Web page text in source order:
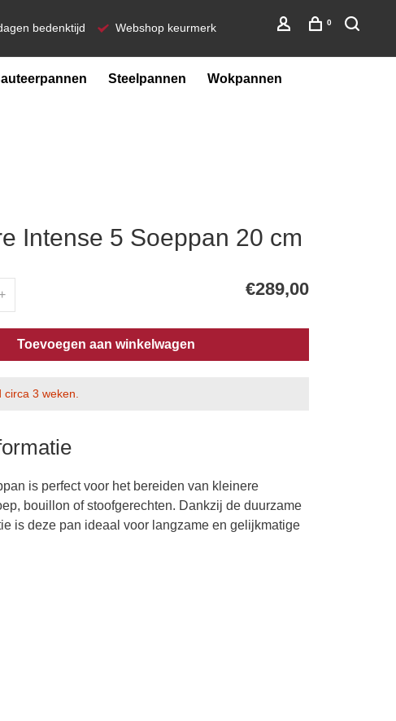
bedenktijd Webshop keurmerk 0
Steelpannen
Wokpannen
Intense 5 Soeppan 20 cm
+ €289,00
Toevoegen aan winkelwagen
3 weken.
is perfect voor het bereiden van kleinere
bouillon of stoofgerechten. Dankzij de duurzame
is deze pan ideaal voor langzame en gelijkmatige